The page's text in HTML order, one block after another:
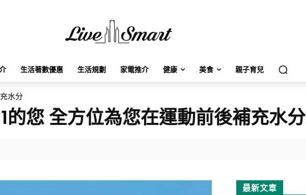
生活著數優惠 生活規劃 家電推介 健康 美食 親子育兒
水分
的您 全方位為您在運動前後補充水分
最新文章